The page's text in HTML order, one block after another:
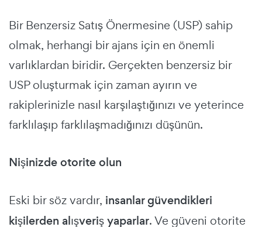
Bir Benzersiz Satış Önermesine (USP) sahip
olmak, herhangi bir ajans için en önemli
varlıklardan biridir. Gerçekten benzersiz bir
USP oluşturmak için zaman ayırın ve
rakiplerinizle nasıl karşılaştığınızı ve yeterince
farklılaşıp farklılaşmadığınızı düşünün.
Nişinizde otorite olun
Eski bir söz vardır, insanlar güvendikleri
kişilerden alışveriş yaparlar. Ve güveni otorite